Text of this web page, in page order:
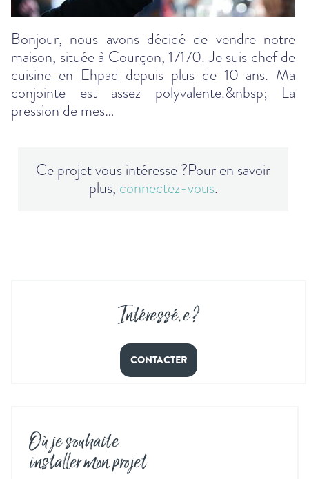
Bonjour, nous avons décidé de vendre notre
maison, située à Courçon, 17170. Je suis chef de
cuisine en Ehpad depuis plus de 10 ans. Ma
conjointe est assez polyvalente.&nbsp; La
pression de mes…
Ce projet vous intéresse ?Pour en savoir
plus, connectez-vous.
Intéressé.e ?
CONTACTER
Où je souhaite
installer mon projet